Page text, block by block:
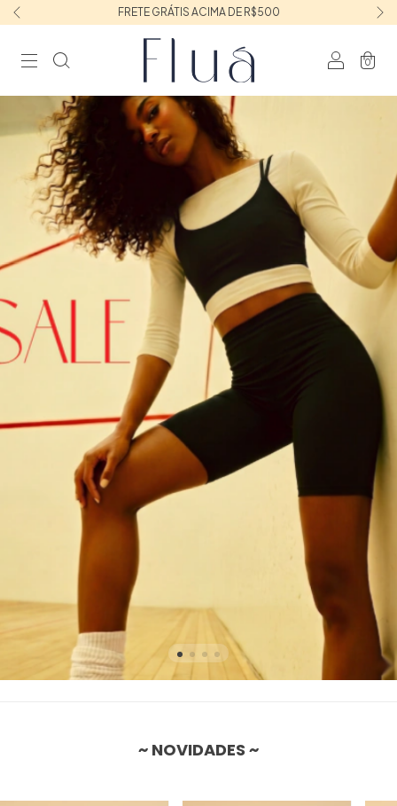
FRETE GRÁTIS ACIMA DE R$500
0
~ NOVIDADES ~